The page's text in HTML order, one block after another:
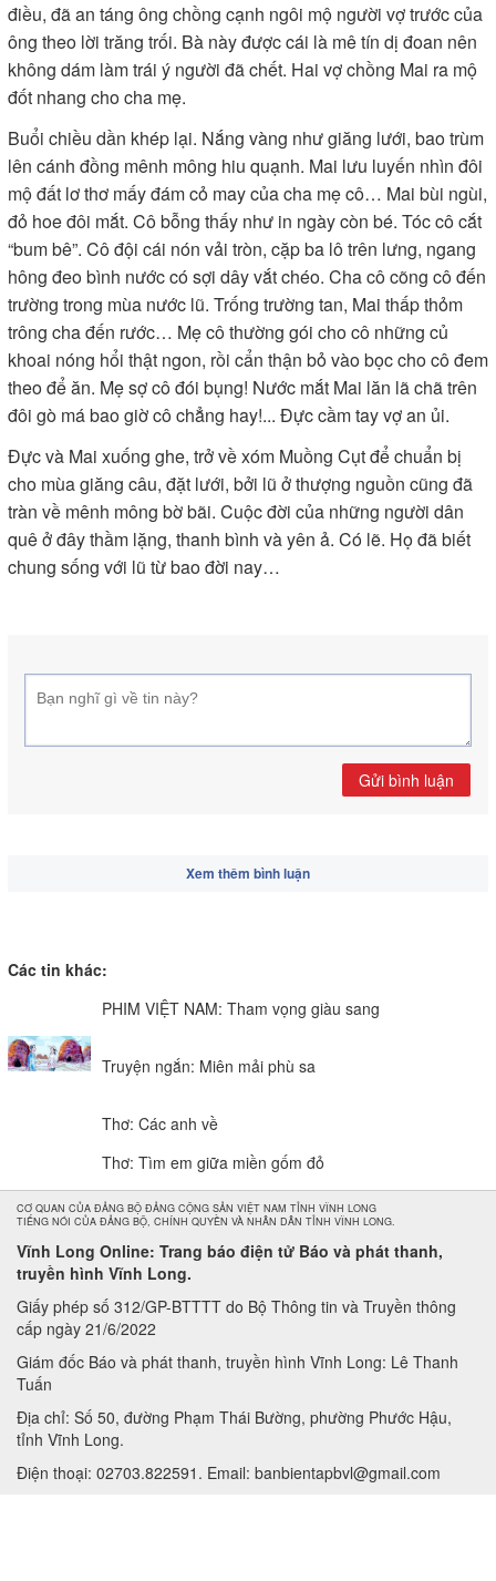
điều, đã an táng ông chồng cạnh ngôi mộ người vợ trước của
ông theo lời trăng trối. Bà này được cái là mê tín dị đoan nên
không dám làm trái ý người đã chết. Hai vợ chồng Mai ra mộ
đốt nhang cho cha mẹ.
Buổi chiều dần khép lại. Nắng vàng như giăng lưới, bao trùm
lên cánh đồng mênh mông hiu quạnh. Mai lưu luyến nhìn đôi
mộ đất lơ thơ mấy đám cỏ may của cha mẹ cô… Mai bùi ngùi,
đỏ hoe đôi mắt. Cô bỗng thấy như in ngày còn bé. Tóc cô cắt
“bum bê”. Cô đội cái nón vải tròn, cặp ba lô trên lưng, ngang
hông đeo bình nước có sợi dây vắt chéo. Cha cô cõng cô đến
trường trong mùa nước lũ. Trống trường tan, Mai thấp thỏm
trông cha đến rước… Mẹ cô thường gói cho cô những củ
khoai nóng hổi thật ngon, rồi cẩn thận bỏ vào bọc cho cô đem
theo để ăn. Mẹ sợ cô đói bụng! Nước mắt Mai lăn lã chã trên
đôi gò má bao giờ cô chẳng hay!... Đực cầm tay vợ an ủi.
Đực và Mai xuống ghe, trở về xóm Muồng Cụt để chuẩn bị
cho mùa giăng câu, đặt lưới, bởi lũ ở thượng nguồn cũng đã
tràn về mênh mông bờ bãi. Cuộc đời của những người dân
quê ở đây thầm lặng, thanh bình và yên ả. Có lẽ. Họ đã biết
chung sống với lũ từ bao đời nay…
Gửi bình luận
Xem thêm bình luận
Các tin khác:
PHIM VIỆT NAM: Tham vọng giàu sang
Truyện ngắn: Miên mải phù sa
Thơ: Các anh về
Thơ: Tìm em giữa miền gốm đỏ
CƠ QUAN CỦA ĐẢNG BỘ ĐẢNG CỘNG SẢN VIỆT NAM TỈNH VĨNH LONG
TIẾNG NÓI CỦA ĐẢNG BỘ, CHÍNH QUYỀN VÀ NHÂN DÂN TỈNH VĨNH LONG.
Vĩnh Long Online: Trang báo điện tử Báo và phát thanh,
truyền hình Vĩnh Long.
Giấy phép số 312/GP-BTTTT do Bộ Thông tin và Truyền thông
cấp ngày 21/6/2022
Giám đốc Báo và phát thanh, truyền hình Vĩnh Long: Lê Thanh
Tuấn
Địa chỉ: Số 50, đường Phạm Thái Bường, phường Phước Hậu,
tỉnh Vĩnh Long.
Điện thoại: 02703.822591. Email: banbientapbvl@gmail.com